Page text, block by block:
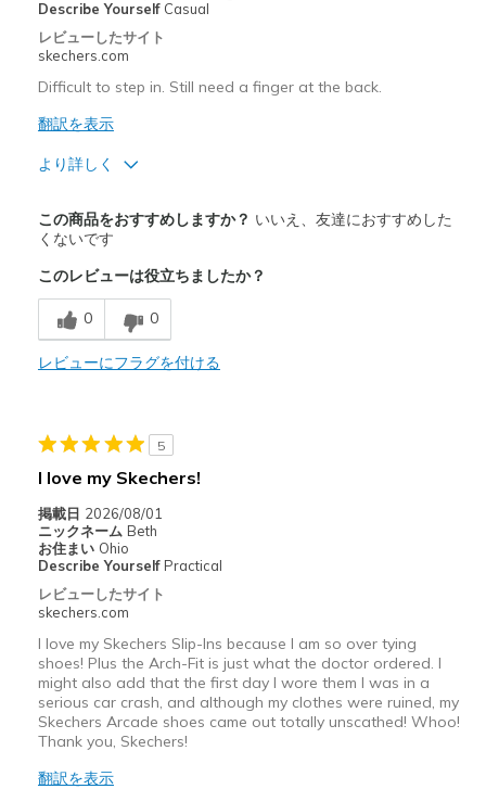
Describe Yourself Casual
レビューしたサイト
skechers.com
Difficult to step in. Still need a finger at the back.
翻訳を表示
より詳しく
Attractive Design
Stylish
商品が期待と異なったレビュー
Need Break In
Casual Wear
Width
Feels true to width
Sizing
View On Shoes
この商品をおすすめしますか？ いいえ、友達におすすめした
くないです
このレビューは役立ちましたか？
0 0
レビューにフラグを付ける
5
I love my Skechers!
掲載日 2026/08/01
ニックネーム Beth
お住まい Ohio
Describe Yourself Practical
レビューしたサイト
skechers.com
I love my Skechers Slip-Ins because I am so over tying
shoes! Plus the Arch-Fit is just what the doctor ordered. I
might also add that the first day I wore them I was in a
serious car crash, and although my clothes were ruined, my
Skechers Arcade shoes came out totally unscathed! Whoo!
Thank you, Skechers!
翻訳を表示